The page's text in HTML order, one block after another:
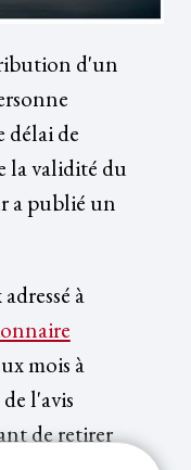
d'un
délai de
la validité du
a publié un
à
mois à
l'avis
de retirer